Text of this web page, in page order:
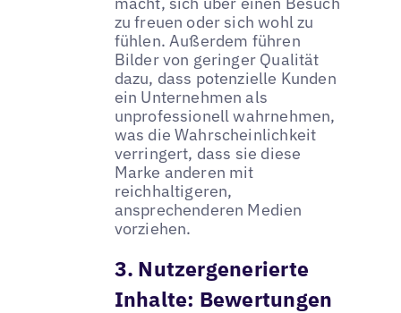
zu freuen oder sich wohl zu
fühlen. Außerdem führen
Bilder von geringer Qualität
dazu, dass potenzielle Kunden
ein Unternehmen als
unprofessionell wahrnehmen,
was die Wahrscheinlichkeit
verringert, dass sie diese
Marke anderen mit
reichhaltigeren,
ansprechenderen Medien
vorziehen.
3. Nutzergenerierte
Inhalte: Bewertungen